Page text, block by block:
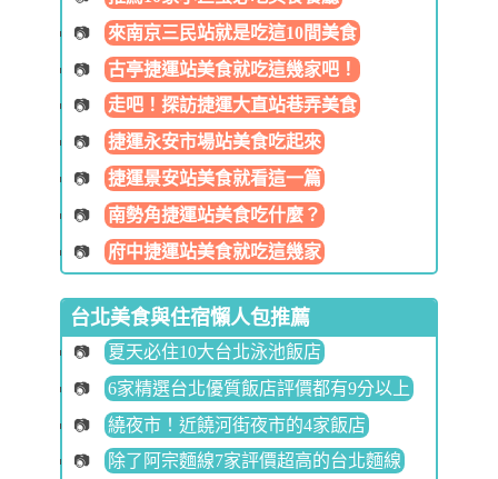
來南京三民站就是吃這10間美食
古亭捷運站美食就吃這幾家吧！
走吧！探訪捷運大直站巷弄美食
捷運永安市場站美食吃起來
捷運景安站美食就看這一篇
南勢角捷運站美食吃什麼？
府中捷運站美食就吃這幾家
台北美食與住宿懶人包推薦
夏天必住10大台北泳池飯店
6家精選台北優質飯店評價都有9分以上
繞夜市！近饒河街夜市的4家飯店
除了阿宗麵線7家評價超高的台北麵線